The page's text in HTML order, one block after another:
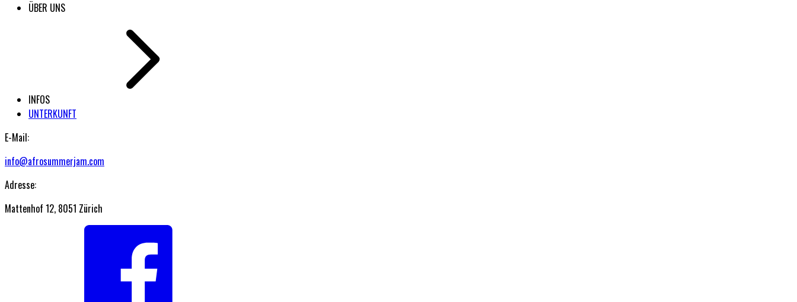
ÜBER UNS
INFOS
UNTERKUNFT
E-Mail:
info@afrosummerjam.com
Adresse:
Mattenhof 12, 8051 Zürich